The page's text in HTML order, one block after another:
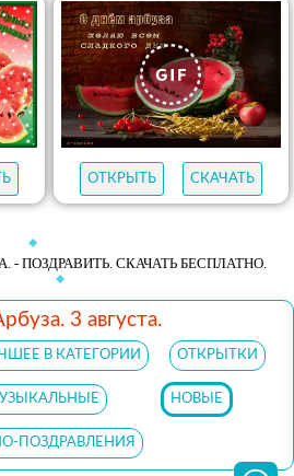
ОТКРЫТЬ СКАЧАТЬ
- ПОЗДРАВИТЬ. СКАЧАТЬ БЕСПЛАТНО.
3 августа.
В КАТЕГОРИИ ОТКРЫТКИ
НОВЫЕ
ПОЗДРАВЛЕНИЯ